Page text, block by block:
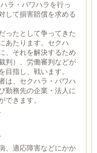
ラ・パワハラを行っ
して損害賠償を求める
ったとして争ってきた
あたります。セクハ
、それを解決するため
判）、労働審判などが
目指し、戦います。
は、セクハラ・パワハ
勤務先の企業・法人に
できます。
、適応障害などにかか